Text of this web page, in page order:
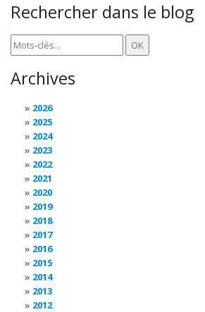
Rechercher dans le blog
Archives
2026
2025
2024
2023
2022
2021
2020
2019
2018
2017
2016
2015
2014
2013
2012